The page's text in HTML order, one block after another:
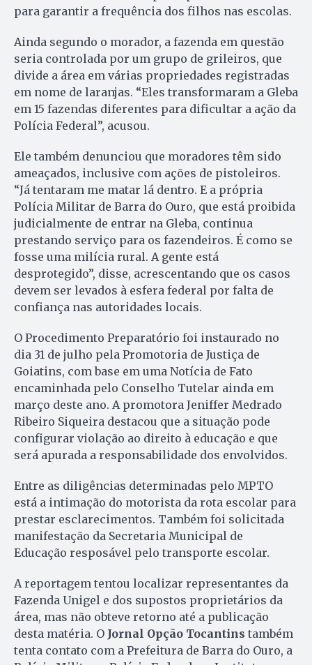
para garantir a frequência dos filhos nas escolas.
Ainda segundo o morador, a fazenda em questão
seria controlada por um grupo de grileiros, que
divide a área em várias propriedades registradas
em nome de laranjas. “Eles transformaram a Gleba
em 15 fazendas diferentes para dificultar a ação da
Polícia Federal”, acusou.
Ele também denunciou que moradores têm sido
ameaçados, inclusive com ações de pistoleiros.
“Já tentaram me matar lá dentro. E a própria
Polícia Militar de Barra do Ouro, que está proibida
judicialmente de entrar na Gleba, continua
prestando serviço para os fazendeiros. É como se
fosse uma milícia rural. A gente está
desprotegido”, disse, acrescentando que os casos
devem ser levados à esfera federal por falta de
confiança nas autoridades locais.
O Procedimento Preparatório foi instaurado no
dia 31 de julho pela Promotoria de Justiça de
Goiatins, com base em uma Notícia de Fato
encaminhada pelo Conselho Tutelar ainda em
março deste ano. A promotora Jeniffer Medrado
Ribeiro Siqueira destacou que a situação pode
configurar violação ao direito à educação e que
será apurada a responsabilidade dos envolvidos.
Entre as diligências determinadas pelo MPTO
está a intimação do motorista da rota escolar para
prestar esclarecimentos. Também foi solicitada
manifestação da Secretaria Municipal de
Educação resposável pelo transporte escolar.
A reportagem tentou localizar representantes da
Fazenda Unigel e dos supostos proprietários da
área, mas não obteve retorno até a publicação
desta matéria. O Jornal Opção Tocantins também
tenta contato com a Prefeitura de Barra do Ouro, a